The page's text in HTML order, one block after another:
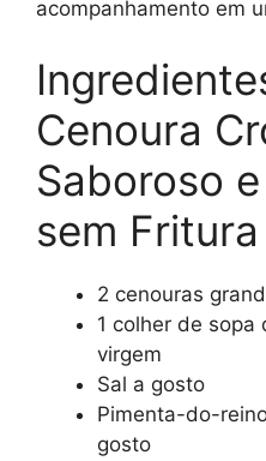
acompanhamento em
Cenoura
Saboroso
sem Fritura
2 cenouras
1 colher de sopa
virgem
Sal a gosto
Pimenta-do-
gosto